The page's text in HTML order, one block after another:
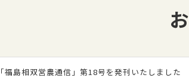
福島相双営農通信」第18号を発刊いたしました